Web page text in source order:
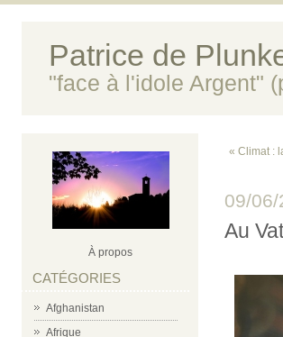
Patrice de
"face à l'idole Argent"
À propos
CATÉGORIES
Afghanistan
Afrique
« Climat :
09/06/
Au